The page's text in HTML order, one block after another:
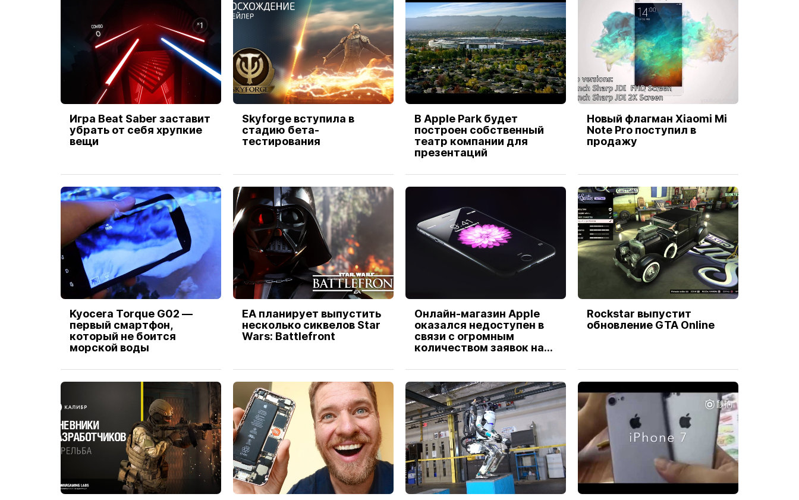
Игра Beat Saber заставит
убрать от себя хрупкие
вещи
Skyforge вступила в
стадию бета-
тестирования
В Apple Park будет
построен собственный
театр компании для
презентаций
Новый флагман Xiaomi Mi
Note Pro поступил в
продажу
Kyocera Torque G02 —
первый смартфон,
который не боится
морской воды
EA планирует выпустить
несколько сиквелов Star
Wars: Battlefront
Онлайн-магазин Apple
оказался недоступен в
связи с огромным
количеством заявок на
Rockstar выпустит
обновление GTA Online